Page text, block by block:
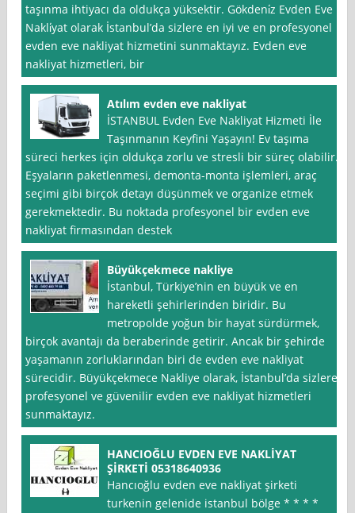
taşınma ihtiyacı da oldukça yüksektir. Gökdeni̇z Evden Eve
Nakli̇yat olarak İstanbul’da sizlere en iyi ve en profesyonel
evden eve nakliyat hizmetini sunmaktayız. Evden eve
nakliyat hizmetleri, bir
Atılım evden eve nakliyat
İSTANBUL Evden Eve Nakliyat Hizmeti İle
Taşınmanın Keyfini Yaşayın! Ev taşıma
süreci herkes için oldukça zorlu ve stresli bir süreç olabilir.
Eşyaların paketlenmesi, demonta-monta işlemleri, araç
seçimi gibi birçok detayı düşünmek ve organize etmek
gerekmektedir. Bu noktada profesyonel bir evden eve
nakliyat firmasından destek
Büyükçekmece nakliye
İstanbul, Türkiye’nin en büyük ve en
hareketli şehirlerinden biridir. Bu
metropolde yoğun bir hayat sürdürmek,
birçok avantajı da beraberinde getirir. Ancak bir şehirde
yaşamanın zorluklarından biri de evden eve nakliyat
sürecidir. Büyükçekmece Nakliye olarak, İstanbul’da sizlere
profesyonel ve güvenilir evden eve nakliyat hizmetleri
sunmaktayız.
HANCIOĞLU EVDEN EVE NAKLİYAT
ŞİRKETİ 05318640936
Hancıoğlu evden eve nakliyat şirketi
turkenin gelenide istanbul bölge * * * *